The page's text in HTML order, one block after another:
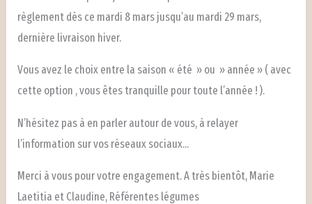
règlement dès ce mardi 8 mars jusqu’au mardi 29 mars,
dernière livraison hiver.
Vous avez le choix entre la saison « été » ou » année » ( avec
cette option , vous êtes tranquille pour toute l’année ! ).
N’hésitez pas à en parler autour de vous, à relayer
l’information sur vos réseaux sociaux…
Merci à vous pour votre engagement. A très bientôt, Marie
Laetitia et Claudine, Référentes légumes